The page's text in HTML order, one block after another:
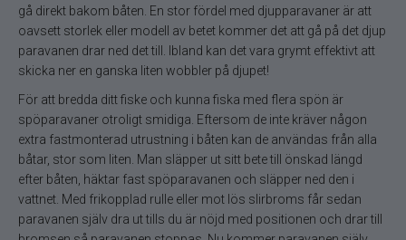
gå direkt bakom båten. En stor fördel med djupparavaner är att
oavsett storlek eller modell av betet kommer det att gå på det djup
paravanen drar ned det till. Ibland kan det vara grymt effektivt att
skicka ner en ganska liten wobbler på djupet!
För att bredda ditt fiske och kunna fiska med flera spön är
spöparavaner otroligt smidiga. Eftersom de inte kräver någon
extra fastmonterad utrustning i båten kan de användas från alla
båtar, stor som liten. Man släpper ut sitt bete till önskad längd
efter båten, häktar fast spöparavanen och släpper ned den i
vattnet. Med frikopplad rulle eller mot lös slirbroms får sedan
paravanen själv dra ut tills du är nöjd med positionen och drar till